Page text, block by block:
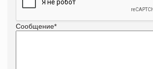
Сообщение*